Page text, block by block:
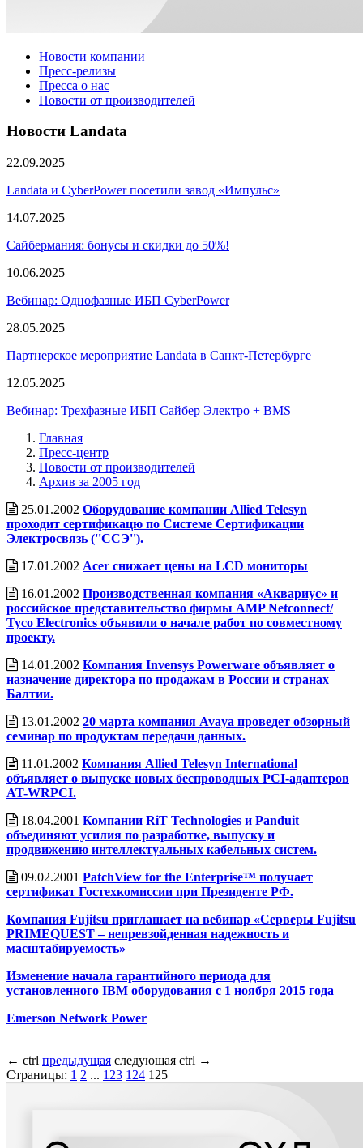
Новости компании
Пресс-релизы
Пресса о нас
Новости от производителей
Новости Landata
22.09.2025
Landata и CyberPower посетили завод «Импульс»
14.07.2025
Сайбермания: бонусы и скидки до 50%!
10.06.2025
Вебинар: Однофазные ИБП CyberPower
28.05.2025
Партнерское мероприятие Landata в Санкт-Петербурге
12.05.2025
Вебинар: Трехфазные ИБП Сайбер Электро + BMS
Главная
Пресс-центр
Новости от производителей
Архив за 2005 год
25.01.2002 Оборудование компании Allied Telesyn
проходит сертификацю по Системе Сертификации
Электросвязь (''ССЭ'').
17.01.2002 Acer снижает цены на LCD мониторы
16.01.2002 Производственная компания «Аквариус» и
российское представительство фирмы AMP Netconnect/
Tyco Electronics объявили о начале работ по совместному
проекту.
14.01.2002 Компания Invensys Powerware объявляет о
назначение директора по продажам в России и странах
Балтии.
13.01.2002 20 марта компания Avaya проведет обзорный
семинар по продуктам передачи данных.
11.01.2002 Компания Allied Telesyn International
объявляет о выпуске новых беспроводных PCI-адаптеров
AT-WRPCI.
18.04.2001 Компании RiT Technologies и Panduit
объединяют усилия по разработке, выпуску и
продвижению интеллектуальных кабельных систем.
09.02.2001 PatchView for the Enterprise™ получает
сертификат Гостехкомиссии при Президенте РФ.
Компания Fujitsu приглашает на вебинар «Серверы Fujitsu
PRIMEQUEST – непревзойденная надежность и
масштабируемость»
Изменение начала гарантийного периода для
установленного IBM оборудования с 1 ноября 2015 года
Emerson Network Power
← ctrl предыдущая следующая ctrl →
Страницы: 1 2 ... 123 124 125